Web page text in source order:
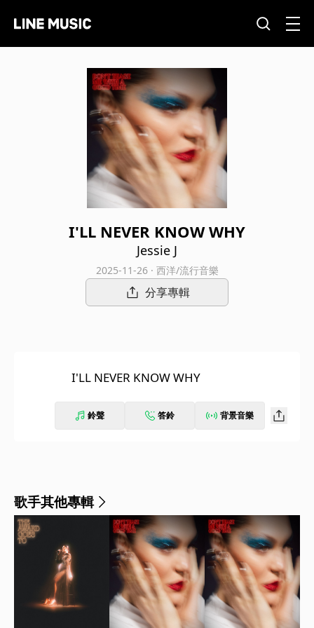
I'LL NEVER KNOW WHY
Jessie J
2025-11-26 · 西洋/流行音樂
分享專輯
I'LL NEVER KNOW WHY
鈴聲 答鈴 背景音樂
歌手其他專輯